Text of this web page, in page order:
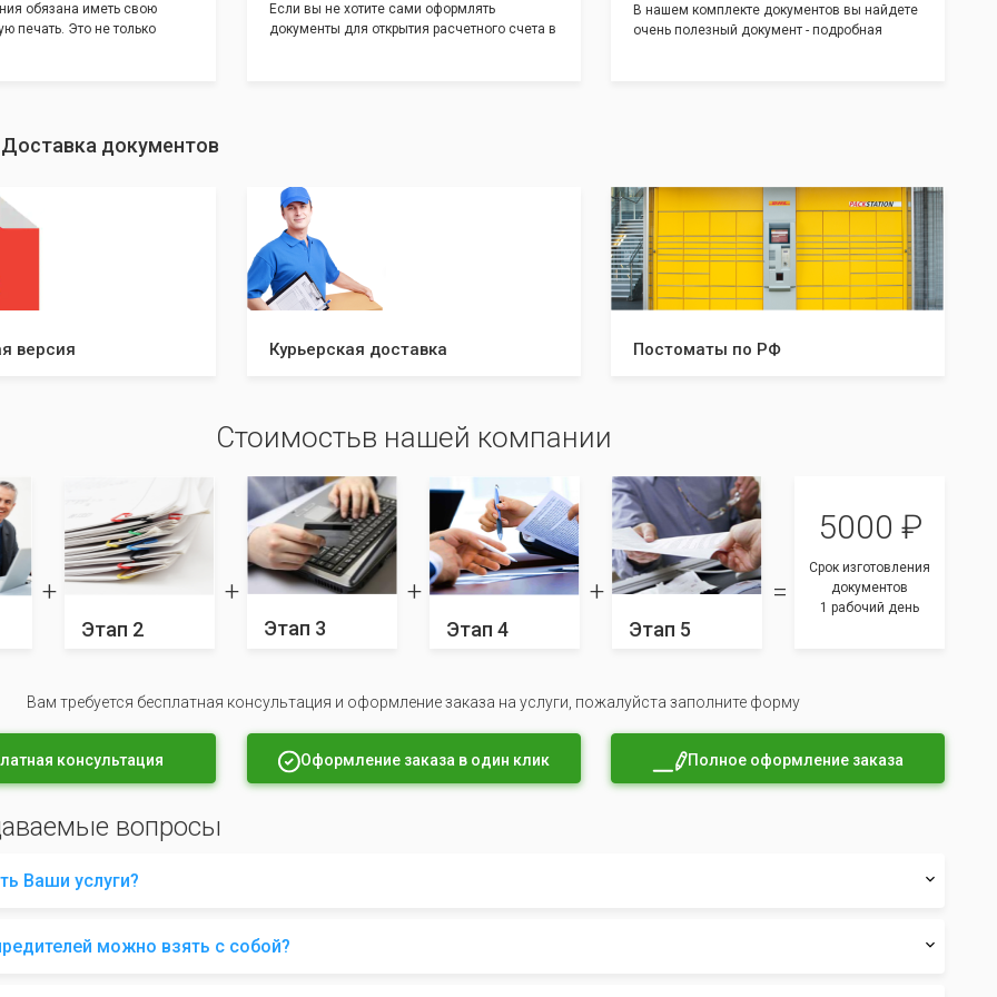
обязана иметь свою
печать. Это не только
из нашего каталога.
Если вы не хотите сами оформлять
документы для открытия расчетного счета в
В нашем комплекте документов вы найдете
очень полезный документ - подробная
случае отказа. С данной инструкцией вы
будете знать все шаги, что даст вам
уверенность в прохождении регистрации
вашей компании!
документов
версия Курьерская доставка Постоматы по РФ
Стоимостьв нашей компании
Этап 2 Этап 3 Этап 4 Этап 5
5000 ₽
Срок изготовления
документов
1 рабочий день
Вам требуется бесплатная консультация и оформление заказа на услуги, пожалуйста заполните форму
консультация Оформление заказа в один клик Полное оформление заказа
вопросы
Ваши услуги?
можно взять с собой?